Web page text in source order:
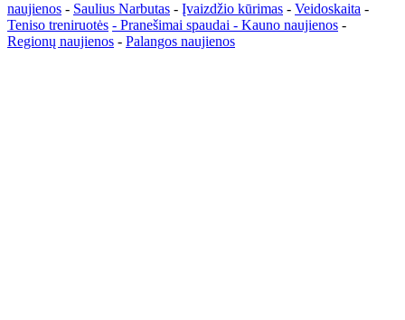
naujienos - Saulius Narbutas - Įvaizdžio kūrimas - Veidoskaita -
Teniso treniruotės - Pranešimai spaudai - Kauno naujienos -
Regionų naujienos - Palangos naujienos